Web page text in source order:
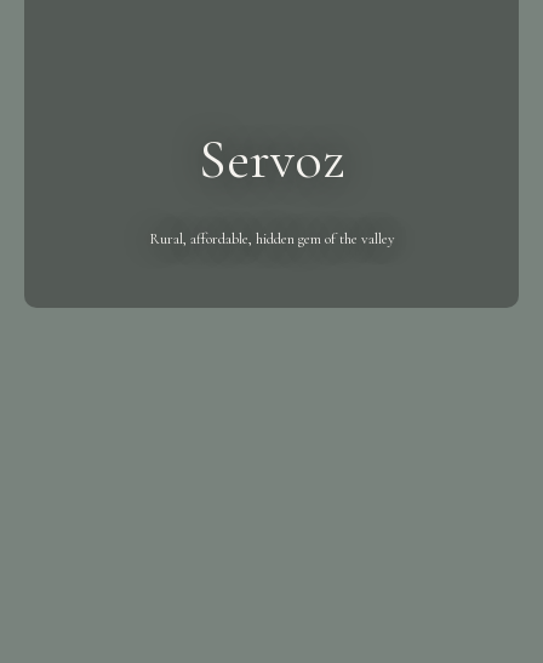
Servoz
Rural, affordable, hidden gem of the valley